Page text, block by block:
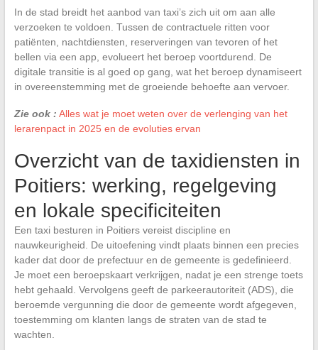
In de stad breidt het aanbod van taxi’s zich uit om aan alle
verzoeken te voldoen. Tussen de contractuele ritten voor
patiënten, nachtdiensten, reserveringen van tevoren of het
bellen via een app, evolueert het beroep voortdurend. De
digitale transitie is al goed op gang, wat het beroep dynamiseert
in overeenstemming met de groeiende behoefte aan vervoer.
Zie ook : Alles wat je moet weten over de verlenging van het
lerarenpact in 2025 en de evoluties ervan
Overzicht van de taxidiensten in
Poitiers: werking, regelgeving
en lokale specificiteiten
Een taxi besturen in Poitiers vereist discipline en
nauwkeurigheid. De uitoefening vindt plaats binnen een precies
kader dat door de prefectuur en de gemeente is gedefinieerd.
Je moet een beroepskaart verkrijgen, nadat je een strenge toets
hebt gehaald. Vervolgens geeft de parkeerautoriteit (ADS), die
beroemde vergunning die door de gemeente wordt afgegeven,
toestemming om klanten langs de straten van de stad te
wachten.